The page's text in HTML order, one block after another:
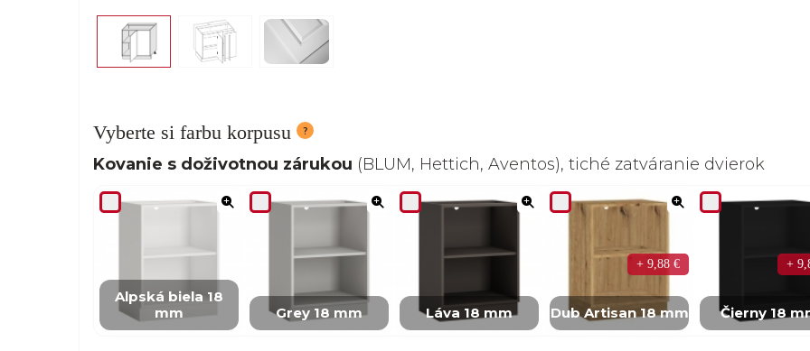
Vyberte si farbu korpusu
Kovanie s doživotnou zárukou (BLUM, Hettich, Aventos), tiché zatváranie dvierok
Alpská biela 18
mm
Grey 18 mm Láva 18 mm Dub Artisan 18 mm
+ 9,88 €
Čierny 18
+